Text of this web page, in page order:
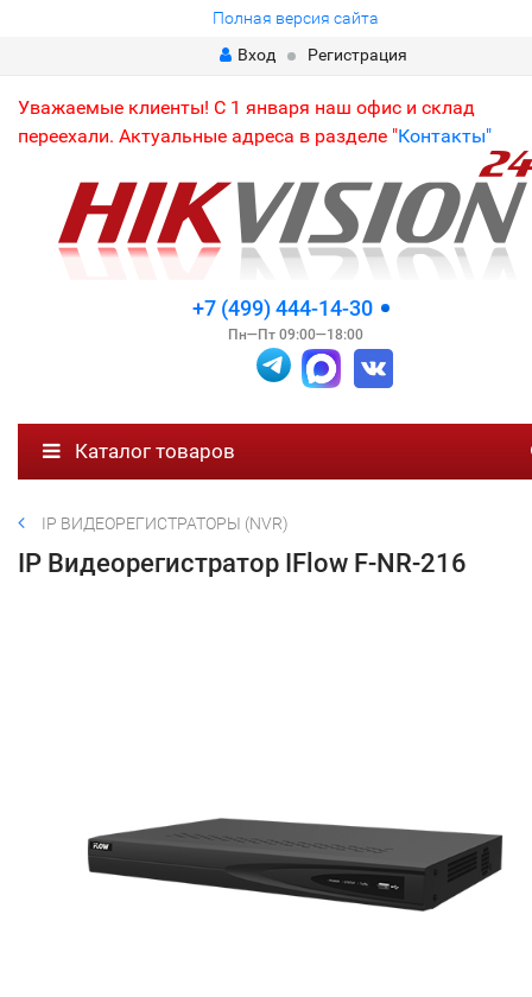
Полная версия сайта
Вход
Регистрация
Уважаемые клиенты! С 1 января наш офис и склад
переехали. Актуальные адреса в разделе "Контакты"
+7 (499) 444-14-30
Пн—Пт 09:00—18:00
Каталог товаров
IP ВИДЕОРЕГИСТРАТОРЫ (NVR)
IP Видеорегистратор IFlow F-NR-216